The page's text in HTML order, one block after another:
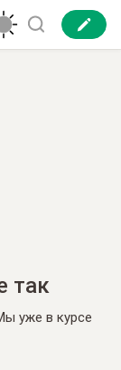
так
уже в курсе